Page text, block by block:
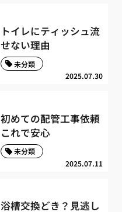
トイレにティッシュ流
せない理由
2025.07.30
未分類
初めての配管工事依頼
これで安心
2025.07.11
未分類
浴槽交換どき？見逃し